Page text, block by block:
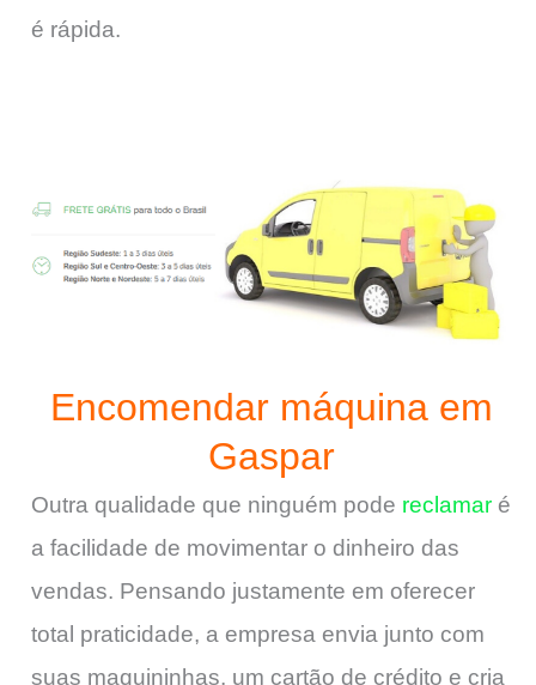
é rápida.
Encomendar máquina em
Gaspar
Outra qualidade que ninguém pode reclamar é
a facilidade de movimentar o dinheiro das
vendas. Pensando justamente em oferecer
total praticidade, a empresa envia junto com
suas maquininhas, um cartão de crédito e cria